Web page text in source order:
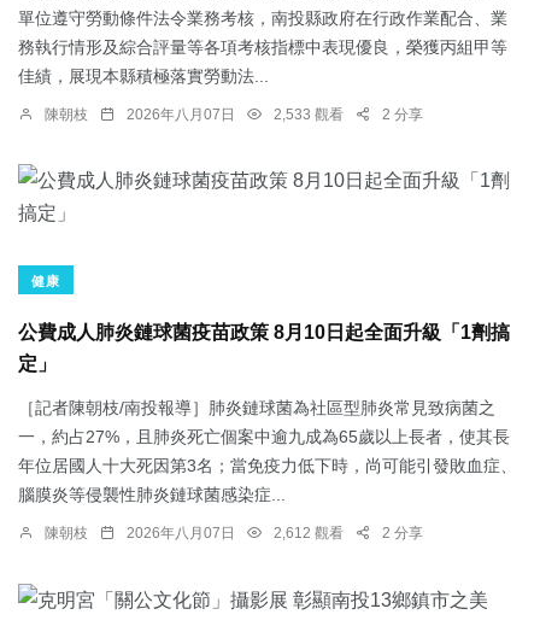
單位遵守勞動條件法令業務考核，南投縣政府在行政作業配合、業
務執行情形及綜合評量等各項考核指標中表現優良，榮獲丙組甲等
佳績，展現本縣積極落實勞動法...
陳朝枝 2026年八月07日 2,533 觀看 2 分享
健康
公費成人肺炎鏈球菌疫苗政策 8月10日起全面升級「1劑搞
定」
［記者陳朝枝/南投報導］肺炎鏈球菌為社區型肺炎常見致病菌之
一，約占27%，且肺炎死亡個案中逾九成為65歲以上長者，使其長
年位居國人十大死因第3名；當免疫力低下時，尚可能引發敗血症、
腦膜炎等侵襲性肺炎鏈球菌感染症...
陳朝枝 2026年八月07日 2,612 觀看 2 分享